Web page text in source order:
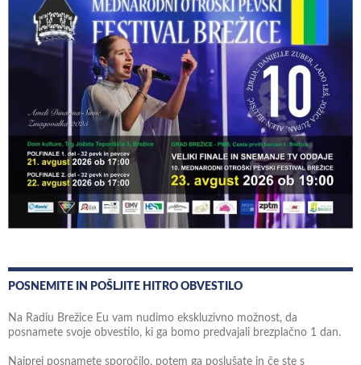
POSNEMITE IN POŠLJITE HITRO OBVESTILO
Na Radiu Brežice Eu vam nudimo ekskluzivno možnost, da
posnamete svoje obvestilo, ki ga bomo predvajali brezplačno 1 dan.
Najprej posnamete sporočilo, potem ga poslušate in če ste s